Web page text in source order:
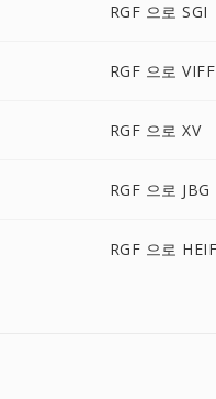
RGF 으로 SGI
RGF 으로 VIFF
RGF 으로 XV
RGF 으로 JBG
RGF 으로 HEIF